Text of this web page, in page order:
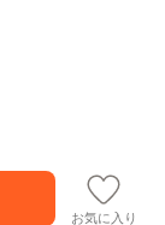
お気に入り